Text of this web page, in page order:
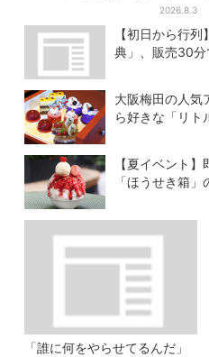
店「みそきん」が大阪上陸！
「待ってました」と話題
2026.8.3
【初日から行
典」、販売30分
大阪梅田の人気
ら好きな「リト
【夏イベント
「ほうせき箱
「誰に何をやらせてるんだ」